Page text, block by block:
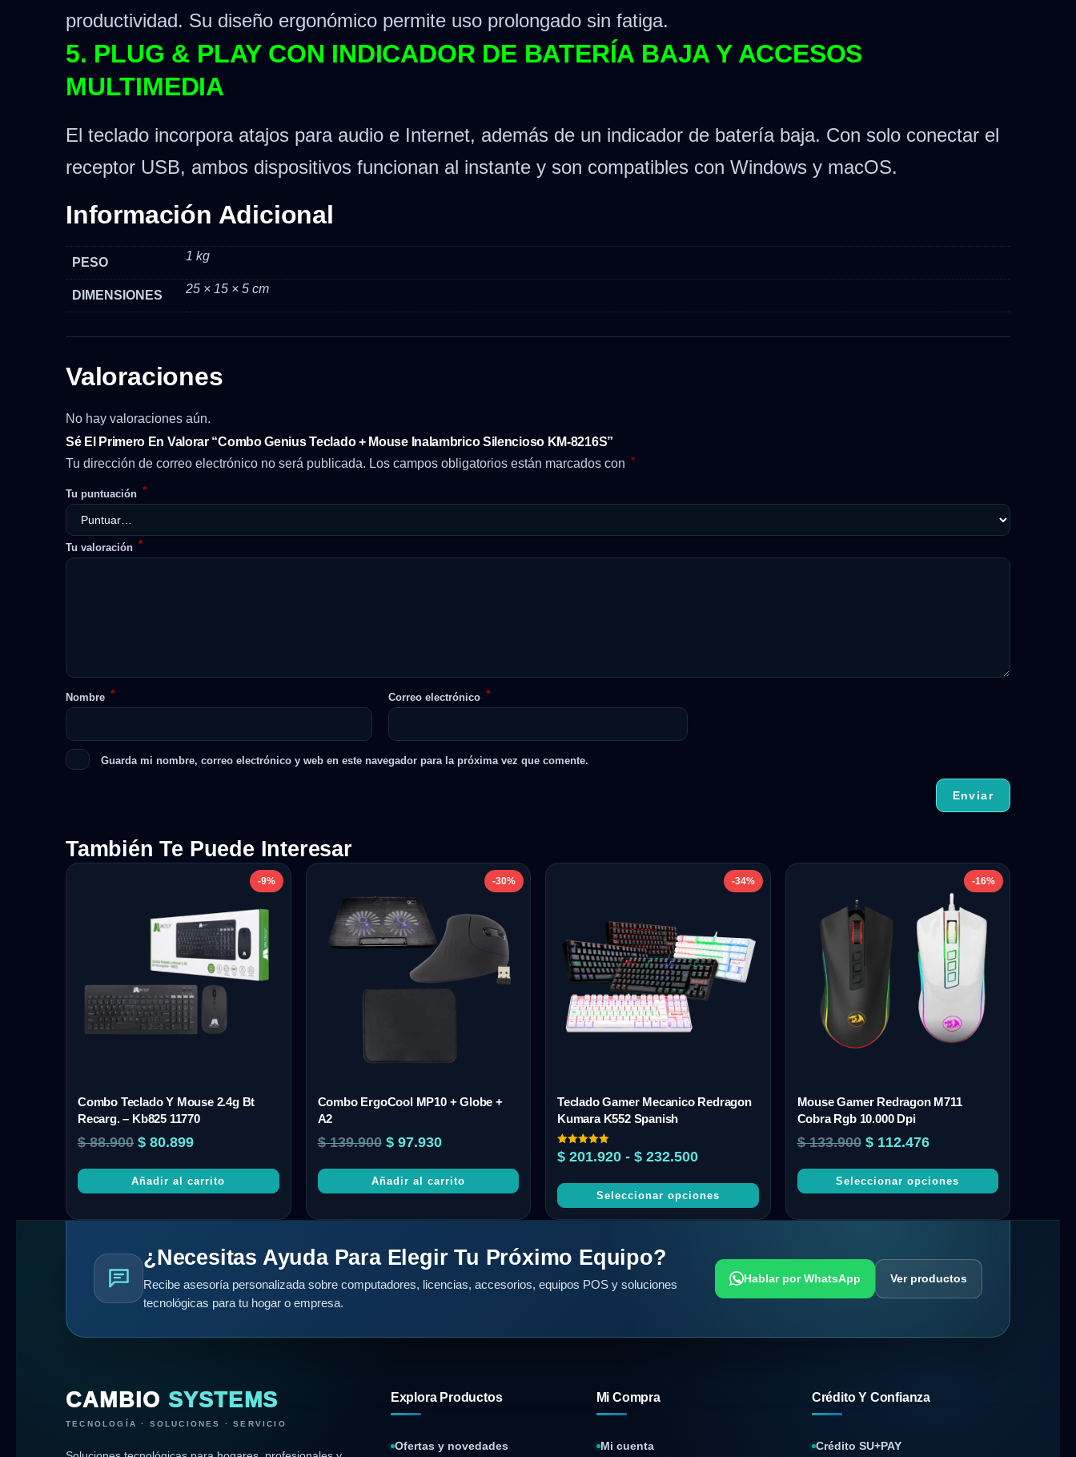
productividad. Su diseño ergonómico permite uso prolongado sin fatiga.
5. PLUG & PLAY CON INDICADOR DE BATERÍA BAJA Y ACCESOS
MULTIMEDIA
El teclado incorpora atajos para audio e Internet, además de un indicador de batería baja. Con solo conectar el
receptor USB, ambos dispositivos funcionan al instante y son compatibles con Windows y macOS.
Información Adicional
PESO 1 kg
DIMENSIONES 25 × 15 × 5 cm
Valoraciones
No hay valoraciones aún.
Sé El Primero En Valorar “Combo Genius Teclado + Mouse Inalambrico Silencioso KM-8216S”
Tu dirección de correo electrónico no será publicada. Los campos obligatorios están marcados con *
Tu puntuación *
Tu valoración *
Nombre * Correo electrónico *
Guarda mi nombre, correo electrónico y web en este navegador para la próxima vez que comente.
También Te Puede Interesar
-9%
Combo Teclado Y Mouse 2.4g Bt
Recarg. – Kb825 11770
$88.900 $ 80.899
Añadir al carrito
-30%
Combo ErgoCool MP10 + Globe +
A2
$139.900 $97.930
Añadir al carrito
-34%
Teclado Gamer Mecanico Redragon
Kumara K552 Spanish
Valorado
con
de 5
$ 201.920 - $ 232.500
Seleccionar opciones
-16%
Mouse Gamer Redragon M711
Cobra Rgb 10.000 Dpi
$133.900 $112.476
Seleccionar opciones
¿Necesitas Ayuda Para Elegir Tu Próximo Equipo?
Recibe asesoría personalizada sobre computadores, licencias, accesorios, equipos POS y soluciones
tecnológicas para tu hogar o empresa.
Hablar por WhatsApp Ver productos
CAMBIO SYSTEMS
TECNOLOGÍA · SOLUCIONES · SERVICIO
Explora Productos
Ofertas y novedades
Mi Compra
Mi cuenta
Crédito Y Confianza
Crédito SU+PAY